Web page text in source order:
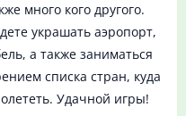
много кого другого.
украшать аэропорт,
а также заниматься
списка стран, куда
Удачной игры!